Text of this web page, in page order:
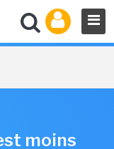
moins